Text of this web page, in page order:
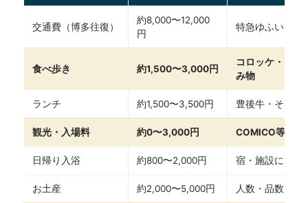
交通費（博多往復）
約8,000〜12,000
円
特急ゆふいんの
食べ歩き 約1,500〜3,000円
コロッケ・スイ
み物
ランチ 約1,500〜3,500円 豊後牛・そばな
観光・入場料 約0〜3,000円 COMICO等は有
日帰り入浴 約800〜2,000円 宿・施設による
お土産 約2,000〜5,000円 人数・品数によ